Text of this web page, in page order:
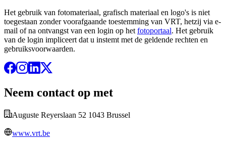
Het gebruik van fotomateriaal, grafisch materiaal en logo's is niet
toegestaan zonder voorafgaande toestemming van VRT, hetzij via e-
mail of na ontvangst van een login op het fotoportaal. Het gebruik
van de login impliceert dat u instemt met de geldende rechten en
gebruiksvoorwaarden.
Neem contact op met
Auguste Reyerslaan 52 1043 Brussel
www.vrt.be